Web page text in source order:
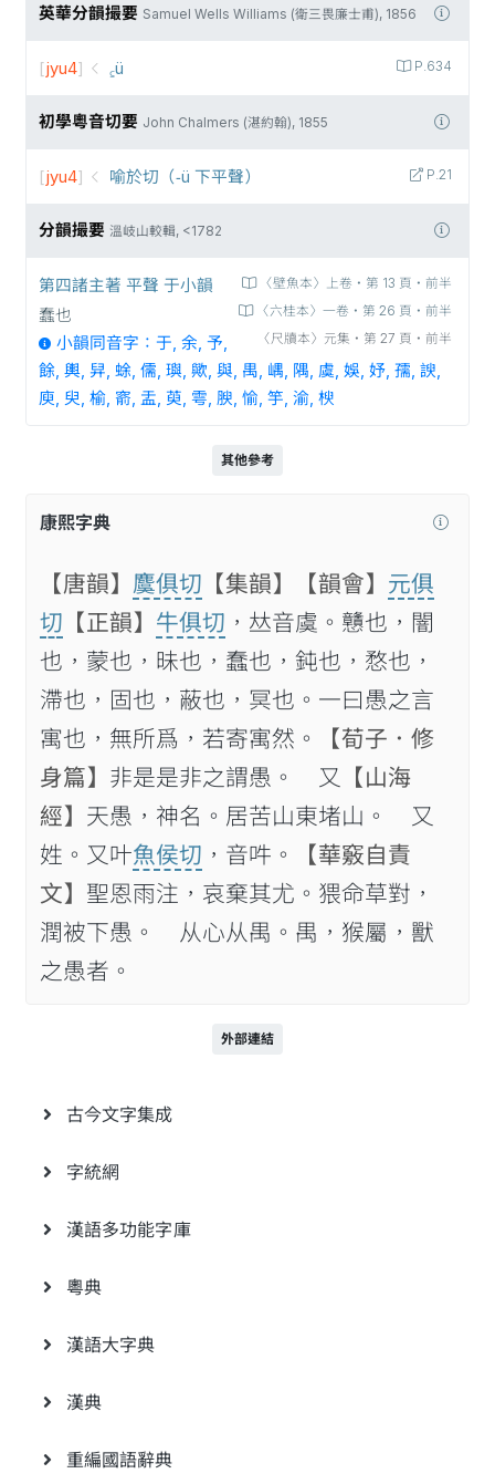
英華分韻撮要 Samuel Wells Williams (衛三畏廉士甫), 1856
P.634
[jyu4] ꜁ü
初學粵音切要 John Chalmers (湛約翰), 1855
P.21
[jyu4] 喻於切（-ü 下平聲）
分韻撮要 溫岐山較輯, <1782
〈壁魚本〉上卷‧第 13 頁‧前半
〈六桂本〉一卷‧第 26 頁‧前半
〈尺牘本〉元集‧第 27 頁‧前半
第四諸主著 平聲 于小韻
蠢也
小韻同音字：于, 余, 予,
餘, 輿, 舁, 蜍, 儒, 璵, 歟, 與, 禺, 嵎, 隅, 虞, 娛, 妤, 孺, 諛,
庾, 臾, 榆, 窬, 盂, 萸, 雩, 腴, 愉, 竽, 渝, 楰
其他參考
康熙字典
【唐韻】 麌俱切 【集韻】 【韻會】 元俱
切 【正韻】 牛俱切 ，𠀤音虞。戇也，闇
也，蒙也，昧也，蠢也，鈍也，愗也，
滯也，固也，蔽也，冥也。一曰愚之言
寓也，無所爲，若寄寓然。
【荀子．修
身篇】 非是是非之謂愚。 又
【山海
經】 天愚，神名。居苦山東堵山。 又
姓。又叶魚侯切 ，音吽。
【華竅自責
文】 聖恩雨注，哀棄其尤。猥命草對，
潤被下愚。 从心从禺。禺，猴屬，獸
之愚者。
外部連結
古今文字集成
字統網
漢語多功能字庫
粵典
漢語大字典
漢典
重編國語辭典